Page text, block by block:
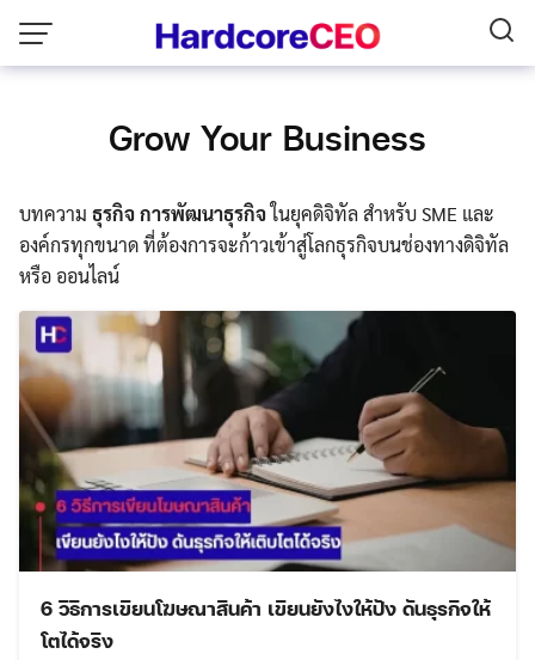
content
Grow Your Business
บทความ ธุรกิจการพัฒนาธุรกิจในยุคดิจิทัล สำหรับ SME และ
องค์กรทุกขนาด ที่ต้องการจะก้าวเข้าสู่โลกธุรกิจบนช่องทางดิจิทัล
หรือ ออนไลน์
6 วิธีการเขียนโฆษณาสินค้า เขียนยังไงให้ปัง ดันธุรกิจให้
โตได้จริง